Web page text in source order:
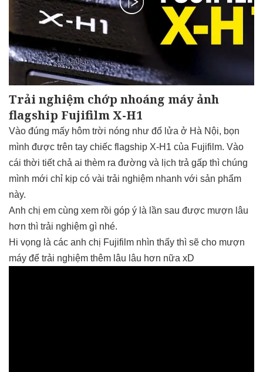
Trải nghiệm chớp nhoáng máy ảnh
flagship Fujifilm X-H1
Vào đúng mấy hôm trời nóng như đổ lửa ở Hà Nội, bọn
mình được trên tay chiếc flagship X-H1 của Fujifilm. Vào
cái thời tiết chả ai thèm ra đường và lịch trả gấp thì chúng
mình mới chỉ kịp có vài trải nghiệm nhanh với sản phẩm
này.
Anh chị em cùng xem rồi góp ý là lần sau được mượn lâu
hơn thì trải nghiệm gì nhé.
Hi vọng là các anh chị Fujifilm nhìn thấy thì sẽ cho mượn
máy để trải nghiệm thêm lâu lâu hơn nữa xD